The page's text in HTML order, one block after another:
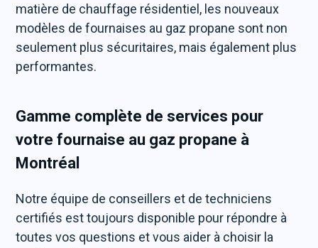
matière de chauffage résidentiel, les nouveaux
modèles de fournaises au gaz propane sont non
seulement plus sécuritaires, mais également plus
performantes.
Gamme complète de services pour
votre fournaise au gaz propane à
Montréal
Notre équipe de conseillers et de techniciens
certifiés est toujours disponible pour répondre à
toutes vos questions et vous aider à choisir la